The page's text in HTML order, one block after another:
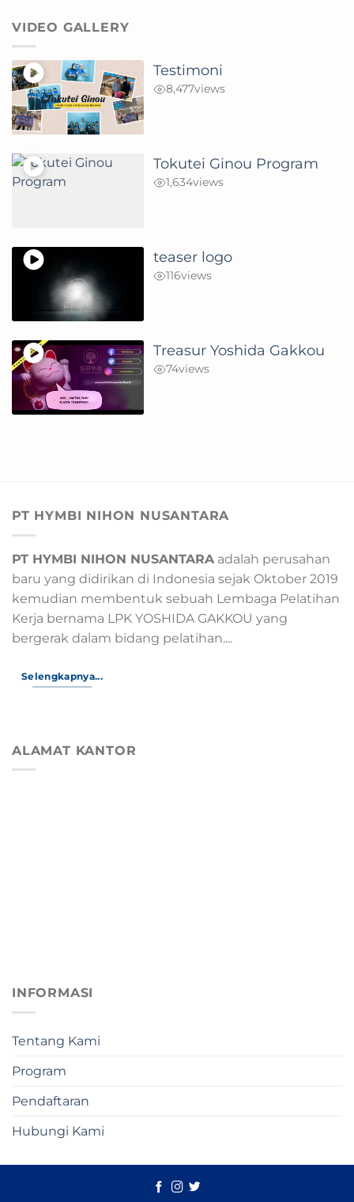
VIDEO GALLERY
Testimoni
8,477views
Tokutei Ginou Program
1,634views
teaser logo
116views
Treasur Yoshida Gakkou
74views
PT HYMBI NIHON NUSANTARA
PT HYMBI NIHON NUSANTARAadalah perusahan
baru yang didirikan di Indonesia sejak Oktober 2019
kemudian membentuk sebuah Lembaga Pelatihan
Kerja bernama LPK YOSHIDA GAKKOU yang
bergerak dalam bidang pelatihan....
Selengkapnya...
ALAMAT KANTOR
INFORMASI
Tentang Kami
Program
Pendaftaran
Hubungi Kami